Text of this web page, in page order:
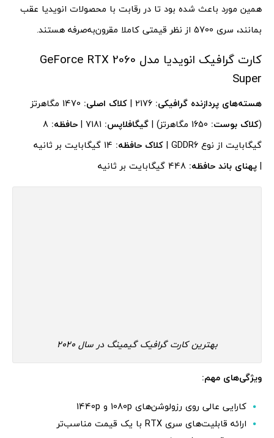
همین مورد باعث شده بود تا در رقابت با محصولات انویدیا عقب
بمانند، سری 5700 از نظر قیمتی کاملا مقرون‌به‌صرفه هستند.
کارت گرافیک انویدیا مدل GeForce RTX 2060
Super
هسته‌های پردازنده گرافیکی: کلاک اصلی:
1470 مگاهرتز
(کلاک بوست: گیگافلاپس: حافظه: 8
گیگابایت از نوع GDDR6 |
کلاک حافظه:
14 گیگابایت بر ثانیه
| پهنای باند حافظه:
بهترین کارت گرافیک گیمینگ در سال 2020
ویژگی‌های مهم:
کارایی عالی روی رزولوشن‌های 1080p و 1440p
ارائه قابلیت‌های سری RTX با یک قیمت مناسب‌تر